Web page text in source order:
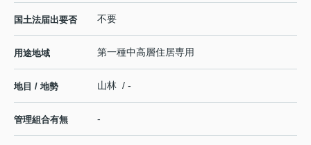
国土法届出要否 不要
用途地域 第一種中高層住居専用
地目 / 地勢 山林 / -
管理組合有無 -